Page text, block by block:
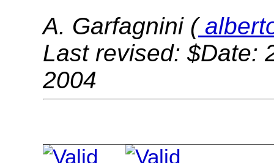
A. Garfagnini (
Last revised: $Date:
2004